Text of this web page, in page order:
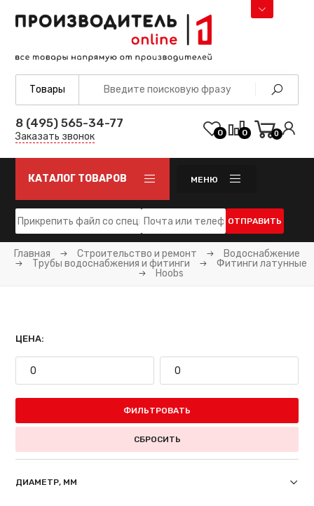
8 (495) 565-34-77
Заказать звонок 0 0 0
КАТАЛОГ ТОВАРОВ МЕНЮ
ОТПРАВИТЬ
Главная Строительство и ремонт
Водоснабжение
Трубы водоснабжения и фитинги
Фитинги латунные
Hoobs
ЦЕНА:
ФИЛЬТРОВАТЬ
СБРОСИТЬ
ДИАМЕТР, ММ